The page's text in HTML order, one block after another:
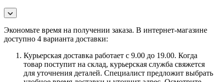
Экономьте время на получении заказа. В интернет-магазине
доступно 4 варианта доставки:
Курьерская доставка работает с 9.00 до 19.00. Когда
товар поступит на склад, курьерская служба свяжется
для уточнения деталей. Специалист предложит выбрать